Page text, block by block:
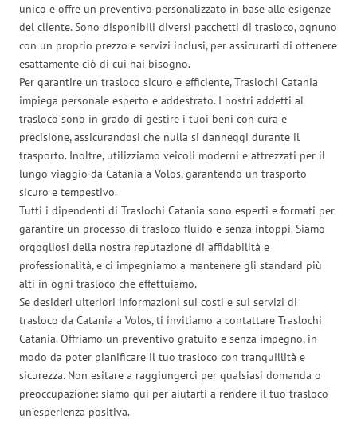
unico e offre un preventivo personalizzato in base alle esigenze
del cliente. Sono disponibili diversi pacchetti di trasloco, ognuno
con un proprio prezzo e servizi inclusi, per assicurarti di ottenere
esattamente ciò di cui hai bisogno.
Per garantire un trasloco sicuro e efficiente, Traslochi Catania
impiega personale esperto e addestrato. I nostri addetti al
trasloco sono in grado di gestire i tuoi beni con cura e
precisione, assicurandosi che nulla si danneggi durante il
trasporto. Inoltre, utilizziamo veicoli moderni e attrezzati per il
lungo viaggio da Catania a Volos, garantendo un trasporto
sicuro e tempestivo.
Tutti i dipendenti di Traslochi Catania sono esperti e formati per
garantire un processo di trasloco fluido e senza intoppi. Siamo
orgogliosi della nostra reputazione di affidabilità e
professionalità, e ci impegniamo a mantenere gli standard più
alti in ogni trasloco che effettuiamo.
Se desideri ulteriori informazioni sui costi e sui servizi di
trasloco da Catania a Volos, ti invitiamo a contattare Traslochi
Catania. Offriamo un preventivo gratuito e senza impegno, in
modo da poter pianificare il tuo trasloco con tranquillità e
sicurezza. Non esitare a raggiungerci per qualsiasi domanda o
preoccupazione: siamo qui per aiutarti a rendere il tuo trasloco
un’esperienza positiva.